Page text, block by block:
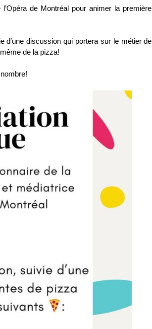
de Montréal pour animer la première
discussion qui portera sur le métier de
de la pizza!